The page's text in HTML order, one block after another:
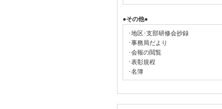
●その他●
･地区･支部研修会抄録
･事務局だより
･会報の閲覧
･表彰規程
･名簿